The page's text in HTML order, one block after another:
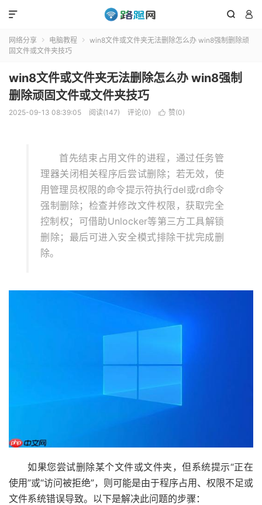
 

网络分享  电脑教程 
win8文件或文件夹无法删除怎么办 win8强制删除顽
固文件或文件夹技巧
win8文件或文件夹无法删除怎么办 win8强制
删除顽固文件或文件夹技巧
2025-09-13 08:39:05 阅读(147) 评论(0)  赞(0)
首先结束占用文件的进程，通过任务管
理器关闭相关程序后尝试删除；若无效，使
用管理员权限的命令提示符执行del或rd命令
强制删除；检查并修改文件权限，获取完全
控制权；可借助Unlocker等第三方工具解锁
删除；最后可进入安全模式排除干扰完成删
除。
如果您尝试删除某个文件或文件夹，但系统提示“正在
使用”或“访问被拒绝”，则可能是由于程序占用、权限不足或
文件系统错误导致。以下是解决此问题的步骤：